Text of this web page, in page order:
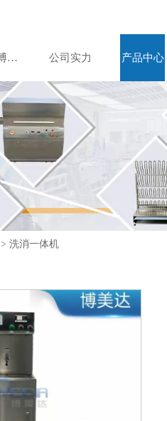
关于博美达 公司实力 产品中心
>洗消一体机